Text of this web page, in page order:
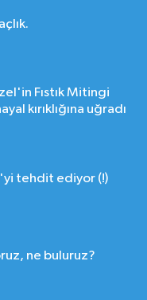
Fıstık Mitingi
kırıklığına uğradı
tehdit ediyor (!)
ne buluruz?